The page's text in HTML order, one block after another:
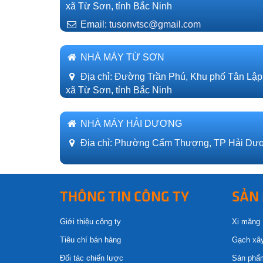
xã Từ Sơn, tỉnh Bắc Ninh
Email: tusonvtsc@gmail.com
NHÀ MÁY TỪ SƠN
Địa chỉ: Đường Trần Phú, Khu phố Tân
xã Từ Sơn, tỉnh Bắc Ninh
NHÀ MÁY HẢI DƯƠNG
Địa chỉ: Phường Cẩm Thượng, TP Hải
THÔNG TIN CÔNG TY
Giới thiệu công ty
Tiêu chí bán hàng
Đối tác chiến lược
SẢN
Xi măng
Gạch
Sản